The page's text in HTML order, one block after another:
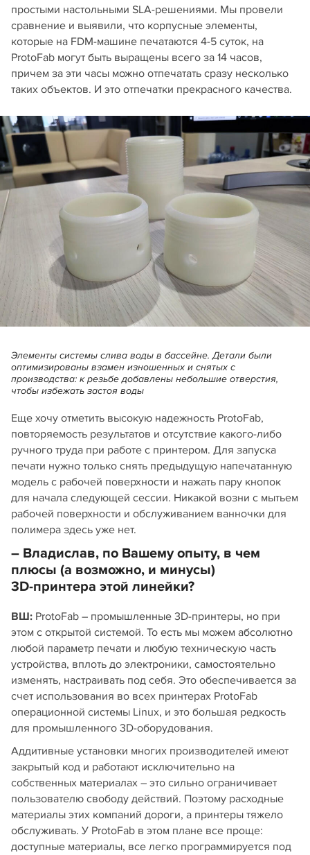
простыми настольными SLA‑решениями. Мы провели
сравнение и выявили, что корпусные элементы,
которые на FDM‑машине печатаются 4‑5 суток, на
ProtoFab могут быть выращены всего за 14 часов,
причем за эти часы можно отпечатать сразу несколько
таких объектов. И это отпечатки прекрасного качества.
Элементы системы слива воды в бассейне. Детали были
оптимизированы взамен изношенных и снятых с
производства: к резьбе добавлены небольшие отверстия,
чтобы избежать застоя воды
Еще хочу отметить высокую надежность ProtoFab,
повторяемость результатов и отсутствие какого-либо
ручного труда при работе с принтером. Для запуска
печати нужно только снять предыдущую напечатанную
модель с рабочей поверхности и нажать пару кнопок
для начала следующей сессии. Никакой возни с мытьем
рабочей поверхности и обслуживанием ванночки для
полимера здесь уже нет.
– Владислав, по Вашему опыту, в чем
плюсы (а возможно, и минусы)
3D‑принтера этой линейки?
ВШ: ProtoFab – промышленные 3D‑принтеры, но при
этом с открытой системой. То есть мы можем абсолютно
любой параметр печати и любую техническую часть
устройства, вплоть до электроники, самостоятельно
изменять, настраивать под себя. Это обеспечивается за
счет использования во всех принтерах ProtoFab
операционной системы Linux, и это большая редкость
для промышленного 3D‑оборудования.
Аддитивные установки многих производителей имеют
закрытый код и работают исключительно на
собственных материалах – это сильно ограничивает
пользователю свободу действий. Поэтому расходные
материалы этих компаний дороги, а принтеры тяжело
обслуживать. У ProtoFab в этом плане все проще:
доступные материалы, все легко программируется под